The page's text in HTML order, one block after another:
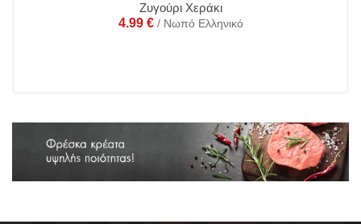
Ζυγούρι Χεράκι
4.99 € / Νωπό Ελληνικό